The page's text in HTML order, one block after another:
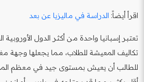
اقرأ أيضاً: الدراسة في ماليزيا عن بعد
تعتبر إسبانيا واحدة من أكثر الدول الأوروبية
تكاليف المعيشة للطلاب، مما يجعلها وجهة
للطالب أن يعيش بمستوى جيد في معظم المدن